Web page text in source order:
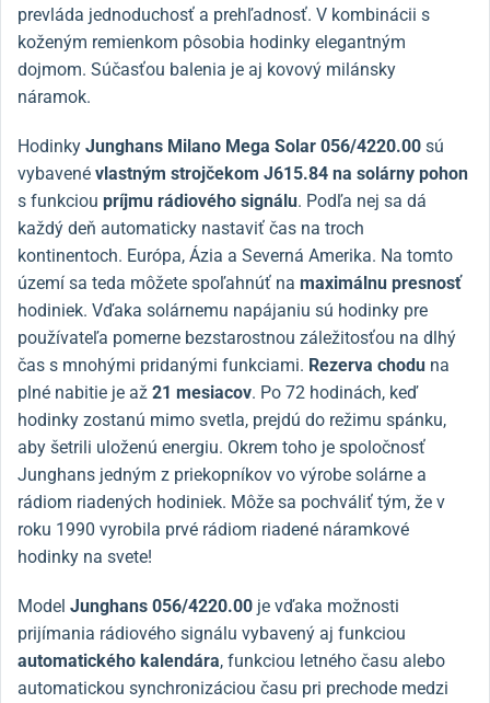
prevláda jednoduchosť a prehľadnosť. V kombinácii s
koženým remienkom pôsobia hodinky elegantným
dojmom. Súčasťou balenia je aj kovový milánsky
náramok.
Hodinky Junghans Milano Mega Solar 056/4220.00 sú
vybavené vlastným strojčekom J615.84 na solárny pohon
s funkciou príjmu rádiového signálu. Podľa nej sa dá
každý deň automaticky nastaviť čas na troch
kontinentoch. Európa, Ázia a Severná Amerika. Na tomto
území sa teda môžete spoľahnúť na maximálnu presnosť
hodiniek. Vďaka solárnemu napájaniu sú hodinky pre
používateľa pomerne bezstarostnou záležitosťou na dlhý
čas s mnohými pridanými funkciami. Rezerva chodu na
plné nabitie je až 21 mesiacov. Po 72 hodinách, keď
hodinky zostanú mimo svetla, prejdú do režimu spánku,
aby šetrili uloženú energiu. Okrem toho je spoločnosť
Junghans jedným z priekopníkov vo výrobe solárne a
rádiom riadených hodiniek. Môže sa pochváliť tým, že v
roku 1990 vyrobila prvé rádiom riadené náramkové
hodinky na svete!
Model Junghans 056/4220.00 je vďaka možnosti
prijímania rádiového signálu vybavený aj funkciou
automatického kalendára, funkciou letného času alebo
automatickou synchronizáciou času pri prechode medzi